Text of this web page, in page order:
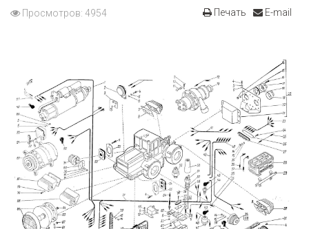
Печать E-mail
Просмотров: 4954